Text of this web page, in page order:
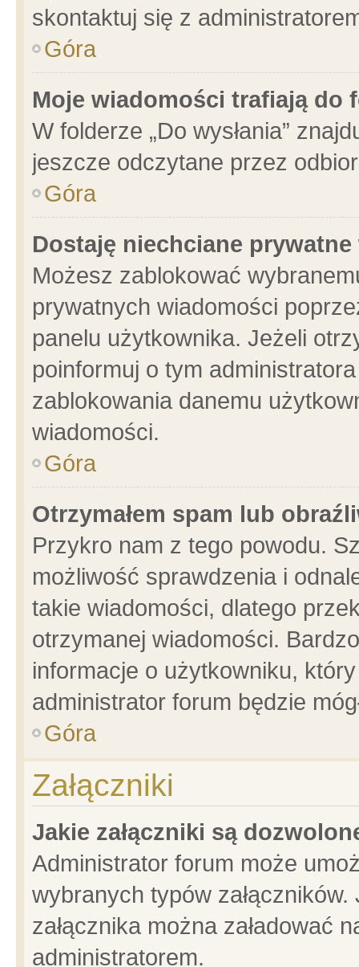
skontaktuj się z
Góra
Moje wiadomości trafiają do
W folderze „Do wysłania”
jeszcze odczytane przez
Góra
Dostaję niechciane
Możesz zablokować
prywatnych wiadomości
panelu użytkownika. Jeżeli
poinformuj o tym
zablokowania danemu
wiadomości.
Góra
Otrzymałem spam lub
Przykro nam z tego powodu.
możliwość sprawdzenia i
takie wiadomości, dlatego
otrzymanej wiadomości.
informacje o użytkowniku,
administrator forum będzie
Góra
Załączniki
Jakie załączniki są
Administrator forum może
wybranych typów
załącznika można załadować
administratorem.